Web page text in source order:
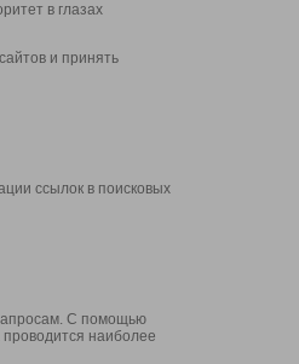
в глазах
и принять
ссылок в поисковых
С помощью
наиболее